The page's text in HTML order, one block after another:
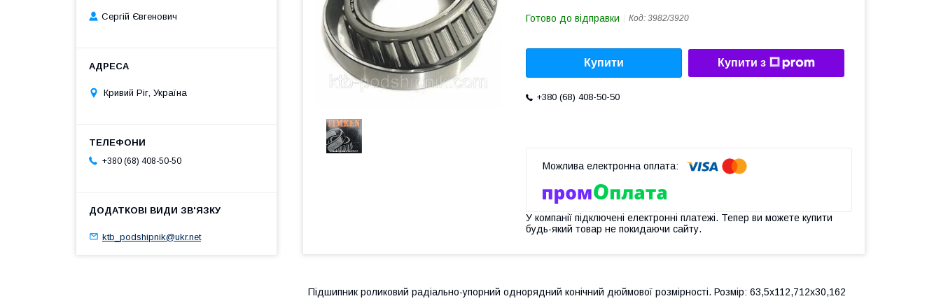
Готово до відправки Код: 3982/3920
Купити Купити з
+380 (68) 408-50-50
У компанії підключені електронні платежі. Тепер ви можете купити
будь-який товар не покидаючи сайту.
Підшипник роликовий радіально-упорний однорядний конічний дюймової розмірності. Розмір: 63,5х112,712х30,162
Сергій Євгенович
Кривий Ріг, Україна
+380 (68) 408-50-50
ktb_podshipnik@ukr.net